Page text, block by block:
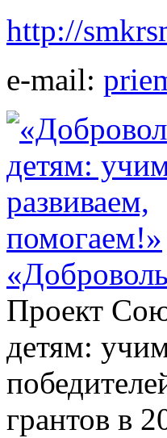
http://
e-mail:
Проект
детям:
грантов в